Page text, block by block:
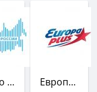
Радио России Европа Плюс